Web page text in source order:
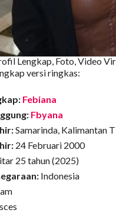
Lengkap, Foto, Video
versi ringkas:
Febiana
Fbyana
Samarinda, Kalimantan
24 Februari 2000
25 tahun (2025)
Indonesia